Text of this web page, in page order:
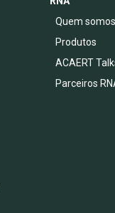
Quem somos
Produtos
ACAERT
Parceiros